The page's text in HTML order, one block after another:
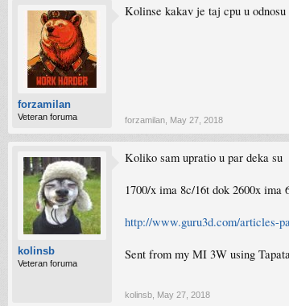
forzamilan
Veteran foruma
Kolinse kakav je taj cpu u odnosu
forzamilan May 27, 2018
kolinsb
Veteran foruma
Koliko sam upratio u par deka su
1700/x ima 8c/16t dok 2600x ima
http://www.guru3d.com/articles-
Sent from my MI 3W using
kolinsb May 27, 2018